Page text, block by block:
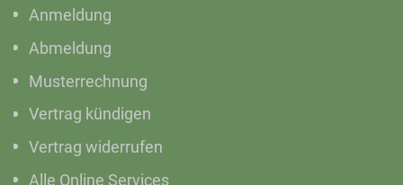
Anmeldung
Abmeldung
Musterrechnung
Vertrag kündigen
Vertrag widerrufen
Alle Online Services